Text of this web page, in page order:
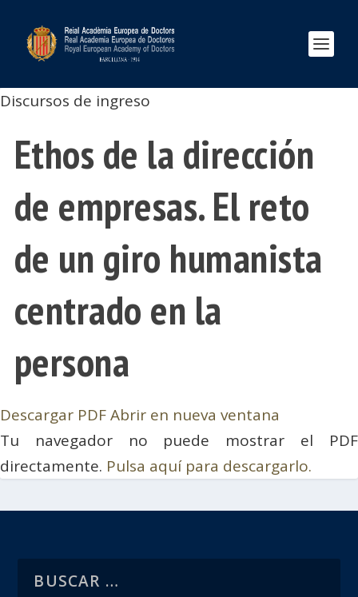
Discursos de ingreso
Ethos de la dirección
de empresas. El reto
de un giro humanista
centrado en la
persona
Descargar PDFAbrir en nueva ventana
Tu navegador no puede mostrar el PDF
directamente. Pulsa aquí para descargarlo.